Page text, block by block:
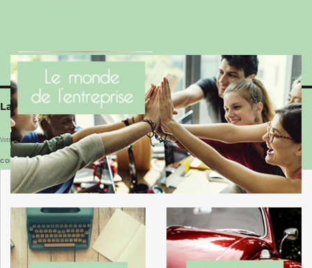
Laisser un commentaire
Votre adresse e-mail ne sera pas publiée.Les champs obligatoires sont indiqués avec*
COMMENTAIRE*